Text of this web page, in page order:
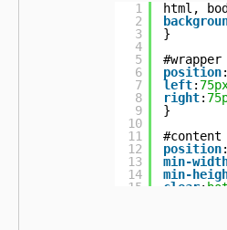
1
2
3
4
5
6
7
8
9
10
11
12
13
14
15
html,
}
position:
left:
right:
}
position:
min-
min-
clear: